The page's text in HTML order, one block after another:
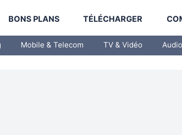
BONS PLANS TÉLÉCHARGER
Mobile & Telecom TV & Vidéo Audio